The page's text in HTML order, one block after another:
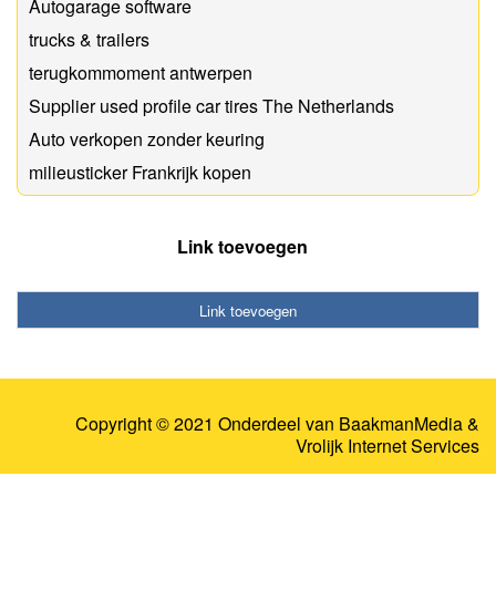
Autogarage software
trucks & trailers
terugkommoment antwerpen
Supplier used profile car tires The Netherlands
Auto verkopen zonder keuring
milieusticker Frankrijk kopen
Link toevoegen
Link toevoegen
Copyright © 2021 Onderdeel van BaakmanMedia&
Vrolijk Internet Services